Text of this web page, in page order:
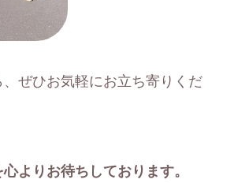
、ぜひお気軽にお立ち寄りくだ
よりお待ちしております。